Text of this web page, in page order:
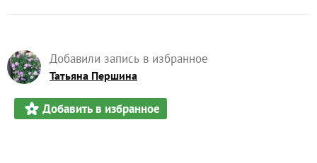
Добавили запись в избранное
Татьяна Першина
Добавить в избранное